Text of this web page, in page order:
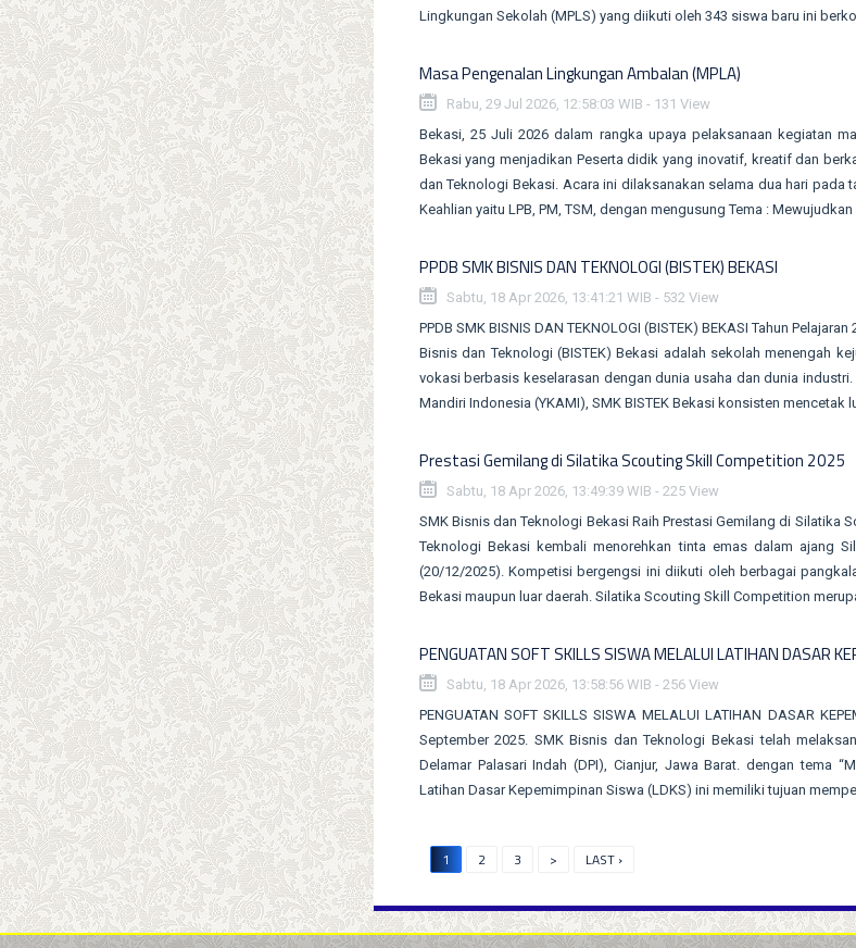
Lingkungan Sekolah (MPLS) yang diikuti oleh 343 siswa baru ini
Masa Pengenalan Lingkungan Ambalan (MPLA)
Rabu, 29 Jul 2026, 12:58:03 WIB - 131 View
Bekasi, 25 Juli 2026 dalam rangka upaya pelaksanaan kegiatan
Bekasi yang menjadikan Peserta didik yang inovatif, kreatif dan
dan Teknologi Bekasi. Acara ini dilaksanakan selama dua hari
Keahlian yaitu LPB, PM, TSM, dengan mengusung Tema :
PPDB SMK BISNIS DAN TEKNOLOGI (BISTEK) BEKASI
Sabtu, 18 Apr 2026, 13:41:21 WIB - 532 View
PPDB SMK BISNIS DAN TEKNOLOGI (BISTEK) BEKASI Tahun
Bisnis dan Teknologi (BISTEK) Bekasi adalah sekolah menengah
vokasi berbasis keselarasan dengan dunia usaha dan dunia
Mandiri Indonesia (YKAMI), SMK BISTEK Bekasi konsisten mencetak
Prestasi Gemilang di Silatika Scouting Skill Competition 2025
Sabtu, 18 Apr 2026, 13:49:39 WIB - 225 View
SMK Bisnis dan Teknologi Bekasi Raih Prestasi Gemilang di Silatika
Teknologi Bekasi kembali menorehkan tinta emas dalam ajang
(20/12/2025). Kompetisi bergengsi ini diikuti oleh berbagai
Bekasi maupun luar daerah. Silatika Scouting Skill Competition
PENGUATAN SOFT SKILLS SISWA MELALUI LATIHAN DASAR
Sabtu, 18 Apr 2026, 13:58:56 WIB - 256 View
PENGUATAN SOFT SKILLS SISWA MELALUI LATIHAN DASAR
September 2025. SMK Bisnis dan Teknologi Bekasi telah
Delamar Palasari Indah (DPI), Cianjur, Jawa Barat. dengan tema
Latihan Dasar Kepemimpinan Siswa (LDKS) ini memiliki tujuan
1 2 3 > LAST ›